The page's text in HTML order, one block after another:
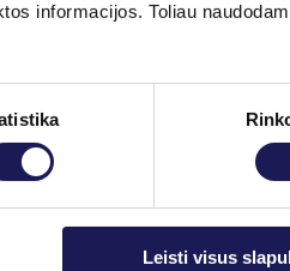
informacijos. Toliau
Leisti visus